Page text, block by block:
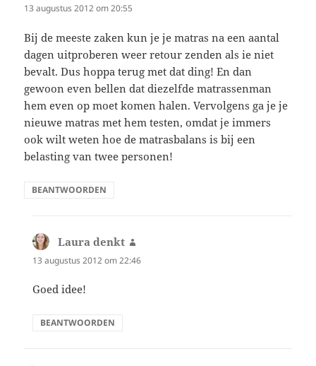
13 augustus 2012 om 20:55
Bij de meeste zaken kun je je matras na een aantal
dagen uitproberen weer retour zenden als ie niet
bevalt. Dus hoppa terug met dat ding! En dan
gewoon even bellen dat diezelfde matrassenman
hem even op moet komen halen. Vervolgens ga je je
nieuwe matras met hem testen, omdat je immers
ook wilt weten hoe de matrasbalans is bij een
belasting van twee personen!
BEANTWOORDEN
Laura denkt
13 augustus 2012 om 22:46
Goed idee!
BEANTWOORDEN